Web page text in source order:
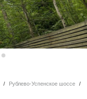
Рублево-Успенское шоссе